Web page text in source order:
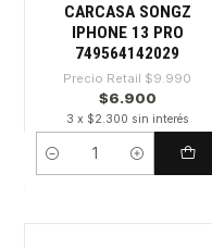
CARCASA SONGZ
IPHONE 13 PRO
749564142029
Precio Retail $9.990
$6.900
3 x $2.300 sin interés
Cantidad